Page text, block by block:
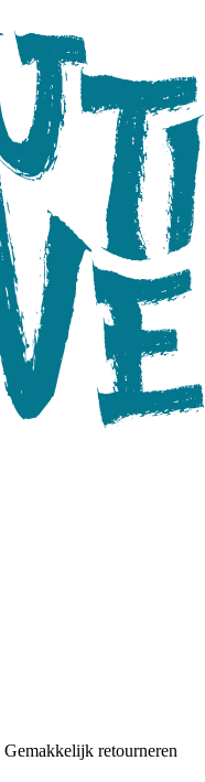
Gemakkelijk retourneren